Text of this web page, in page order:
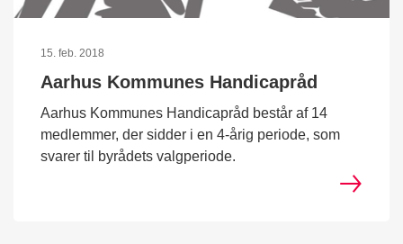
15. feb. 2018
Aarhus Kommunes Handicapråd
Aarhus Kommunes Handicapråd består af 14
medlemmer, der sidder i en 4-årig periode, som
svarer til byrådets valgperiode.